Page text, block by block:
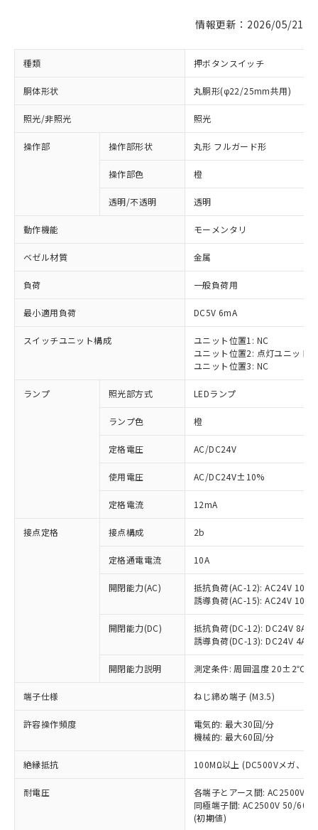
情報更新：2026/05/21
種類 押ボタンスイッチ
胴体形状 丸胴形(φ22/25mm共用)
照光/非照光 照光
操作部 操作部形状 丸形 フルガード形
操作部色 橙
透明/不透明 透明
動作機能 モーメンタリ
ベゼル材質 金属
負荷 一般負荷用
最小適用負荷 DC5V 6mA
スイッチユニット構成
ユニット位置1: NC
ユニット位置2: 点灯ユニット
ユニット位置3: NC
ランプ 照光部方式 LEDランプ
ランプ色 橙
定格電圧 AC/DC24V
使用電圧 AC/DC24V±10%
定格電流 12mA
接点定格 接点構成 2b
定格通電電流 10A
開閉能力(AC)
抵抗負荷(AC-12): AC24V 10A/
誘導負荷(AC-15): AC24V
開閉能力(DC)
抵抗負荷(DC-12): DC24V 8A/
誘導負荷(DC-13): DC24V 4A/
開閉能力説明 測定条件: 周囲温度 20±2℃、
端子仕様 ねじ締め端子 (M3.5)
許容操作頻度
電気的: 最大30回/分
機械的: 最大60回/分
絶縁抵抗 100MΩ以上 (DC500Vメガ、点
耐電圧
各端子とアース間: AC2500V
同極端子間: AC2500V 50/
(初期値)
ご利用条件
以下の条件をお読みいただき、同意のうえ
ご利用ください。
本サービスは、当社制御機器事業取扱
商品の当社在庫状況および標準価格
(税抜)を提供させていただくもので
当社制御機器事業取扱商品の中には、
本サービスの対象外となる商品もある
ことをご了承ください。
在庫状況および標準価格照会結果は、
記載している更新日時点での社内デー
タに基づき作成されるものであり、閲
覧された時点での実際の在庫および標
準価格とは異なる場合があることをご
※1 対応状況
対応済み：EU RoHS指令（10物質）の
非含有に対応した製品が提供可能な商品で
す。
対応予定：EU RoHS指令（10物質）の非含
有に対応した製品に切り替える予定のある
対応予定なし：EU RoHS指令（10物質）の
非含有に非対応の商品で、対応品を出す予
定はありません。
調査・確認中：EU RoHS指令（10物質）の
非含有の対応状況を調査中または確認中の
非該当品：ライセンス料など無形物で、有
害物質有無と関係のない商品です。
仕入先様の事情により、非含有部品として
いたものが、含有品と判明した場合などや
むを得ず変更することがあります。
六価クロム(Cr(Ⅵ)) 1000ppm以下、ポリ臭化ビフェニル
類(PBB) 1000ppm以下、ポリ臭化ジフェニルエーテル類
「○」：最大均質材料含有率が中国RoHSの
基準値以下であることを示します。
「×」：最大均質材料含有率が中国RoHSの
基準値を超えていることを示します。
「－」：未確認です。当社販売部門へお問
*中国RoHS10物質の基準値 (GB/T26572)：
Pb(鉛) :1000ppm、 Hg(水銀) : 1000ppm、 Cd(カドミウ
Cr(Ⅵ)(六価クロム) : 1000ppm、 PBBs(ポリ臭化ビフェ
当社は、これら貴社製品のうち、外国
為替および外国貿易法に定める商品
（以下｢規制貨物等」という）を輸出
または国外への提供する場合は、日本
国政府の輸出許可(または役務取引許
可)を取得するなどの必要な手続きを